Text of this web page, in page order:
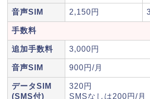
音声SIM 2,150円
手数料
追加手数料 3,000円
音声SIM 900円/月
データSIM
(SMS付)
320円
SMSなしは200円/月